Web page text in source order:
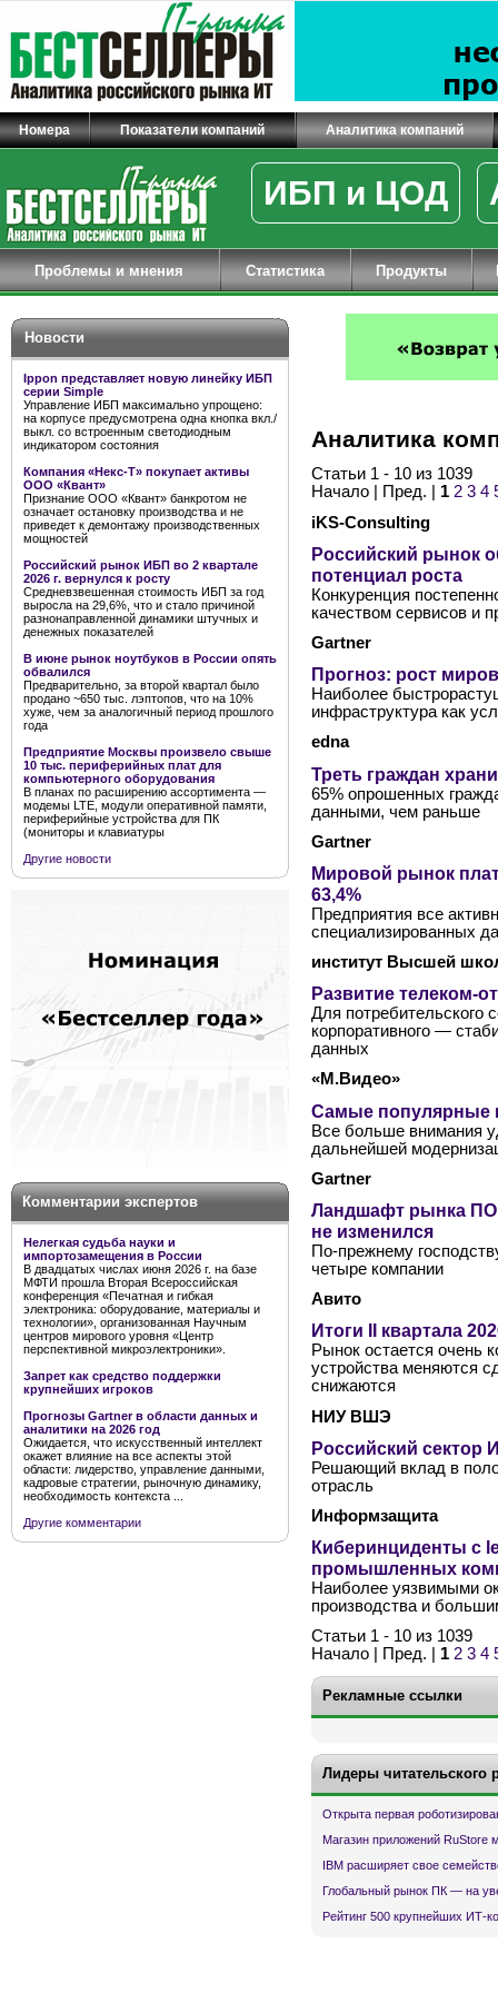
Номера Показатели компаний Аналитика компаний
ИБП и ЦОД
Проблемы и мнения Статистика Продукты
Новости
Ippon представляет новую линейку ИБП
серии Simple
Управление ИБП максимально упрощено:
на корпусе предусмотрена одна кнопка вкл./
выкл. со встроенным светодиодным
индикатором состояния
Компания «Некс-Т» покупает активы
ООО «Квант»
Признание ООО «Квант» банкротом не
означает остановку производства и не
приведет к демонтажу производственных
мощностей
Российский рынок ИБП во 2 квартале
2026 г. вернулся к росту
Средневзвешенная стоимость ИБП за год
выросла на 29,6%, что и стало причиной
разнонаправленной динамики штучных и
денежных показателей
В июне рынок ноутбуков в России опять
обвалился
Предварительно, за второй квартал было
продано ~650 тыс. лэптопов, что на 10%
хуже, чем за аналогичный период прошлого
года
Предприятие Москвы произвело свыше
10 тыс. периферийных плат для
компьютерного оборудования
В планах по расширению ассортимента —
модемы LTE, модули оперативной памяти,
периферийные устройства для ПК
(мониторы и клавиатуры
Другие новости
Комментарии экспертов
Нелегкая судьба науки и
импортозамещения в России
В двадцатых числах июня 2026 г. на базе
МФТИ прошла Вторая Всероссийская
конференция «Печатная и гибкая
электроника: оборудование, материалы и
технологии», организованная Научным
центров мирового уровня «Центр
перспективной микроэлектроники».
Запрет как средство поддержки
крупнейших игроков
Прогнозы Gartner в области данных и
аналитики на 2026 год
Ожидается, что искусственный интеллект
окажет влияние на все аспекты этой
области: лидерство, управление данными,
кадровые стратегии, рыночную динамику,
необходимость контекста ...
Другие комментарии
Аналитика
Статьи 1 - 10 из 1039
Начало | Пред. | 1 2 3 4
iKS-Consulting
Российский рынок
потенциал роста
Конкуренция
качеством сервисов и
Gartner
Прогноз: рост
Наиболее
инфраструктура как
edna
Треть граждан
65% опрошенных
данными, чем раньше
Gartner
Мировой рынок
63,4%
Предприятия все
специализированных
институт Высшей
Развитие телеком-
Для потребительского
корпоративного —
данных
«М.Видео»
Самые популярные
Все больше внимания
дальнейшей
Gartner
Ландшафт рынка ПО
не изменился
По-прежнему
четыре компании
Авито
Итоги II квартала
Рынок остается очень
устройства меняются
снижаются
НИУ ВШЭ
Российский сектор
Решающий вклад в
отрасль
Информзащита
Киберинциденты с
промышленных
Наиболее уязвимыми
производства и
Статьи 1 - 10 из 1039
Начало | Пред. | 1 2 3 4
Рекламные ссылки
Лидеры читательского
Открыта первая
Магазин приложений RuStore
IBM расширяет свое
Глобальный рынок ПК — на
Рейтинг 500 крупнейших ИТ-